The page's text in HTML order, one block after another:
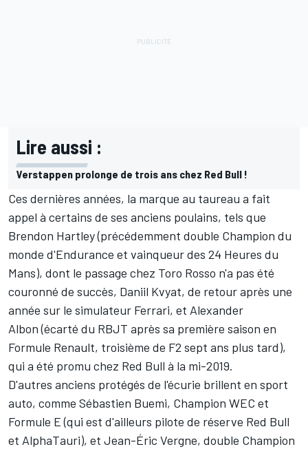
Lire aussi :
Verstappen prolonge de trois ans chez Red Bull !
Ces dernières années, la marque au taureau a fait
appel à certains de ses anciens poulains, tels que
Brendon Hartley(précédemment double Champion du
monde d'Endurance et vainqueur des 24 Heures du
Mans), dont le passage chez Toro Rosso n'a pas été
couronné de succès, Daniil Kvyat, de retour après une
année sur le simulateur Ferrari, et Alexander
Albon(écarté du RBJT après sa première saison en
Formule Renault, troisième de F2 sept ans plus tard),
qui a été promu chez Red Bull à la mi-2019.
D'autres anciens protégés de l'écurie brillent en sport
auto, comme Sébastien Buemi, Champion WEC et
Formule E (qui est d'ailleurs pilote de réserve Red Bull
et AlphaTauri), et Jean-Éric Vergne, double Champion